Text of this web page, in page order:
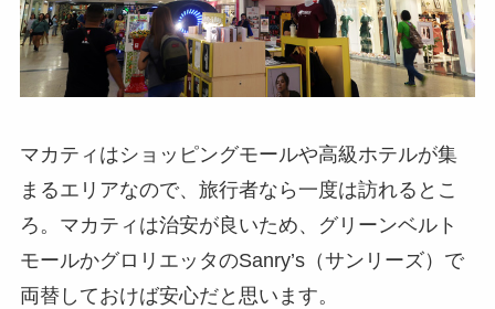
マカティはショッピングモールや高級ホテルが集
まるエリアなので、旅行者なら一度は訪れるとこ
ろ。マカティは治安が良いため、グリーンベルト
モールかグロリエッタのSanry’s（サンリーズ）で
両替しておけば安心だと思います。